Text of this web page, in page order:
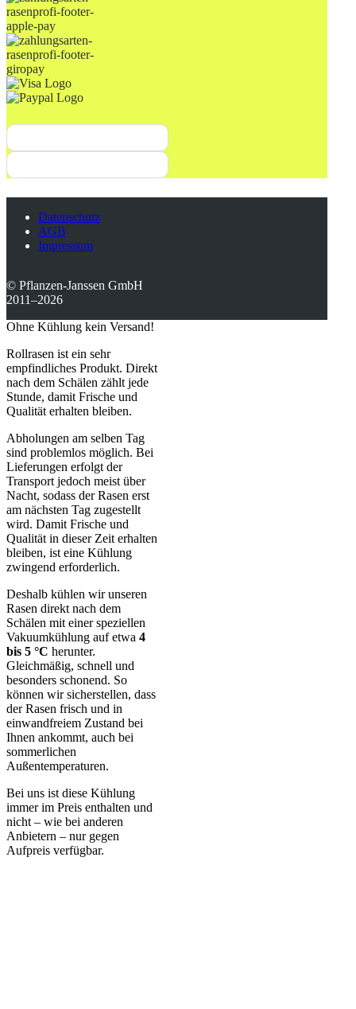
Datenschutz
AGB
Impressum
© Pflanzen-Janssen GmbH
2011–2026
Ohne Kühlung kein Versand!
Rollrasen ist ein sehr
empfindliches Produkt. Direkt
nach dem Schälen zählt jede
Stunde, damit Frische und
Qualität erhalten bleiben.
Abholungen am selben Tag
sind problemlos möglich. Bei
Lieferungen erfolgt der
Transport jedoch meist über
Nacht, sodass der Rasen erst
am nächsten Tag zugestellt
wird. Damit Frische und
Qualität in dieser Zeit erhalten
bleiben, ist eine Kühlung
zwingend erforderlich.
Deshalb kühlen wir unseren
Rasen direkt nach dem
Schälen mit einer speziellen
Vakuumkühlung auf etwa 4
bis 5 °C herunter.
Gleichmäßig, schnell und
besonders schonend. So
können wir sicherstellen, dass
der Rasen frisch und in
einwandfreiem Zustand bei
Ihnen ankommt, auch bei
sommerlichen
Außentemperaturen.
Bei uns ist diese Kühlung
immer im Preis enthalten und
nicht – wie bei anderen
Anbietern – nur gegen
Aufpreis verfügbar.